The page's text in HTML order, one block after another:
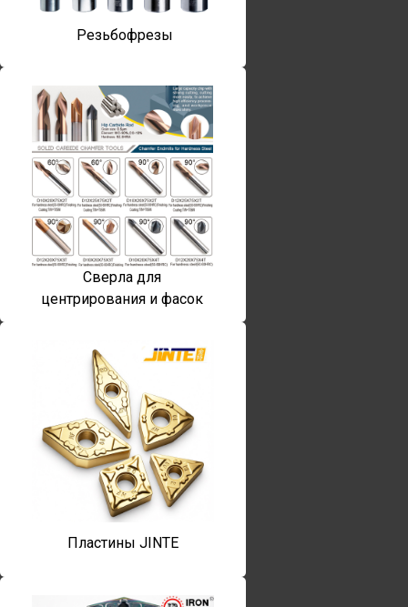
Резьбофрезы
Сверла для
центрирования и фасок
Пластины JINTE